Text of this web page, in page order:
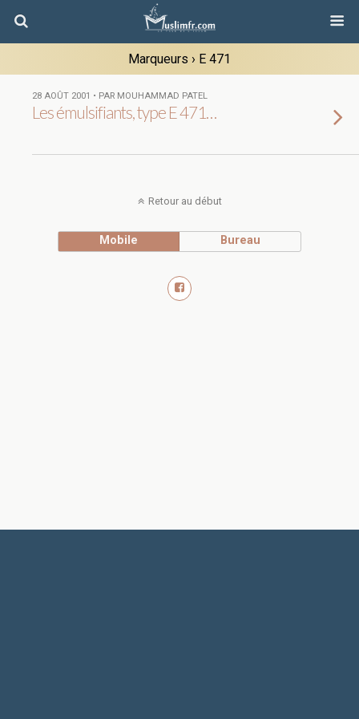
Marqueurs › E 471
28 AOÛT 2001 • PAR MOUHAMMAD PATEL
Les émulsifiants, type E 471…
Retour au début
Mobile Bureau